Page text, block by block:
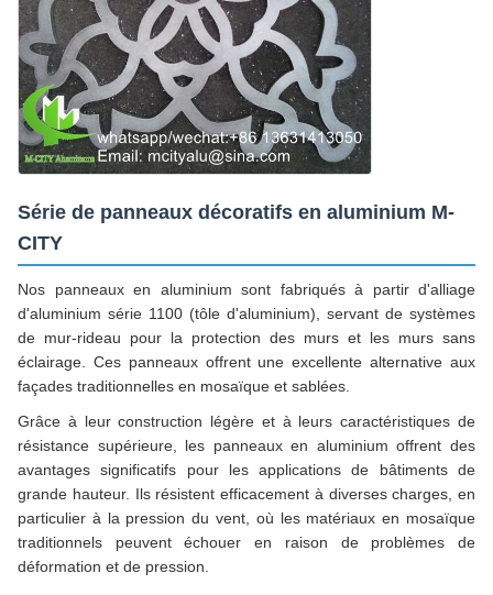
Série de panneaux décoratifs en aluminium M-
CITY
Nos panneaux en aluminium sont fabriqués à partir d'alliage
d'aluminium série 1100 (tôle d'aluminium), servant de systèmes
de mur-rideau pour la protection des murs et les murs sans
éclairage. Ces panneaux offrent une excellente alternative aux
façades traditionnelles en mosaïque et sablées.
Grâce à leur construction légère et à leurs caractéristiques de
résistance supérieure, les panneaux en aluminium offrent des
avantages significatifs pour les applications de bâtiments de
grande hauteur. Ils résistent efficacement à diverses charges, en
particulier à la pression du vent, où les matériaux en mosaïque
traditionnels peuvent échouer en raison de problèmes de
déformation et de pression.